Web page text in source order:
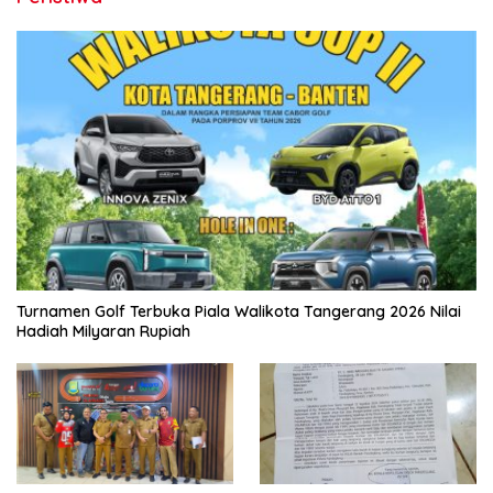
Turnamen Golf Terbuka Piala Walikota Tangerang 2026 Nilai
Hadiah Milyaran Rupiah